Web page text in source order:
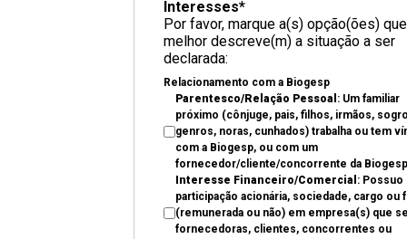
Interesses*
Por favor, marque a(s) opção(ões) que
melhor descreve(m) a situação a ser
declarada:
Relacionamento com a Biogesp
Parentesco/Relação Pessoal : Um familiar
próximo (cônjuge, pais, filhos, irmãos,
genros, noras, cunhados) trabalha ou tem
com a Biogesp, ou com um
fornecedor/cliente/concorrente da
Interesse Financeiro/Comercial : Possuo
participação acionária, sociedade, cargo ou
(remunerada ou não) em empresa(s) que
fornecedoras, clientes, concorrentes ou